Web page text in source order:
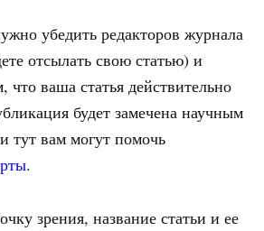
убедить редакторов журнала
отсылать свою статью) и
что ваша статья действительно
будет замечена научным
тут вам могут помочь
.
зрения, название статьи и ее